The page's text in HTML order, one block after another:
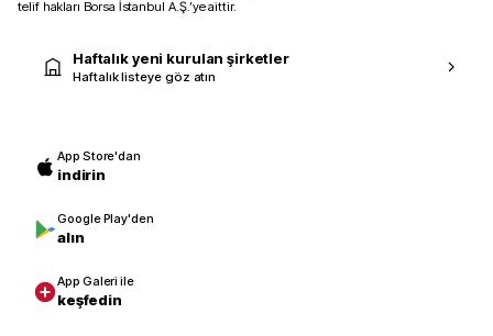
telif hakları Borsa İstanbul A.Ş.’ye aittir.
Haftalık yeni kurulan şirketler
Haftalık listeye göz atın
App Store'dan
indirin
Google Play'den
alın
App Galeri ile
keşfedin